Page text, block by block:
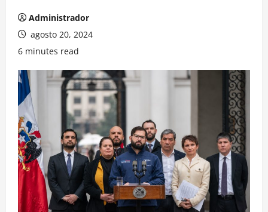
Administrador
agosto 20, 2024
6 minutes read